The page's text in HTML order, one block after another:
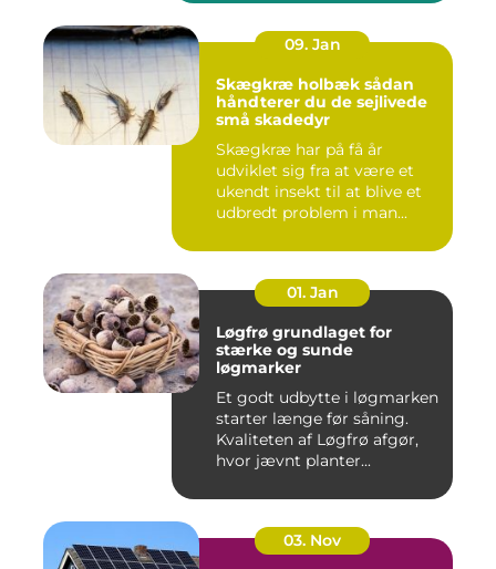
09. Jan
Skægkræ holbæk sådan
håndterer du de sejlivede
små skadedyr
Skægkræ har på få år
udviklet sig fra at være et
ukendt insekt til at blive et
udbredt problem i man...
01. Jan
Løgfrø grundlaget for
stærke og sunde
løgmarker
Et godt udbytte i løgmarken
starter længe før såning.
Kvaliteten af Løgfrø afgør,
hvor jævnt planter...
03. Nov